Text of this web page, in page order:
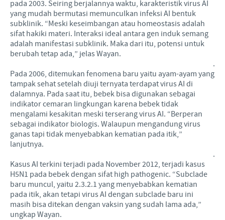
pada 2003. Seiring berjalannya waktu, karakteristik virus AI
yang mudah bermutasi memunculkan infeksi AI bentuk
subklinik. “Meski keseimbangan atau homeostasis adalah
sifat hakiki materi. Interaksi ideal antara gen induk semang
adalah manifestasi subklinik. Maka dari itu, potensi untuk
berubah tetap ada,” jelas Wayan.
.
Pada 2006, ditemukan fenomena baru yaitu ayam-ayam yang
tampak sehat setelah diuji ternyata terdapat virus AI di
dalamnya. Pada saat itu, bebek bisa digunakan sebagai
indikator cemaran lingkungan karena bebek tidak
mengalami kesakitan meski terserang virus AI. “Berperan
sebagai indikator biologis. Walaupun mengandung virus
ganas tapi tidak menyebabkan kematian pada itik,”
lanjutnya.
.
Kasus AI terkini terjadi pada November 2012, terjadi kasus
H5N1 pada bebek dengan sifat high pathogenic. “Subclade
baru muncul, yaitu 2.3.2.1 yang menyebabkan kematian
pada itik, akan tetapi virus AI dengan subclade baru ini
masih bisa ditekan dengan vaksin yang sudah lama ada,”
ungkap Wayan.